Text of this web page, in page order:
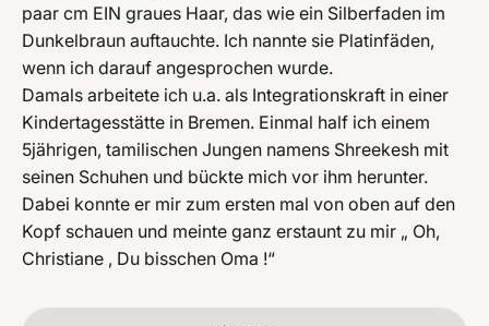
paar cm EIN graues Haar, das wie ein Silberfaden im
Dunkelbraun auftauchte. Ich nannte sie Platinfäden,
wenn ich darauf angesprochen wurde.
Damals arbeitete ich u.a. als Integrationskraft in einer
Kindertagesstätte in Bremen. Einmal half ich einem
5jährigen, tamilischen Jungen namens Shreekesh mit
seinen Schuhen und bückte mich vor ihm herunter.
Dabei konnte er mir zum ersten mal von oben auf den
Kopf schauen und meinte ganz erstaunt zu mir „ Oh,
Christiane , Du bisschen Oma !“